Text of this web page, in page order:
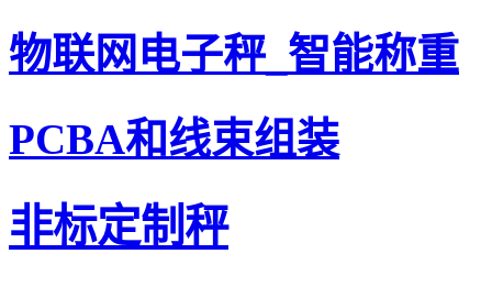
物联网电子秤_智能称重
PCBA和线束组装
非标定制秤